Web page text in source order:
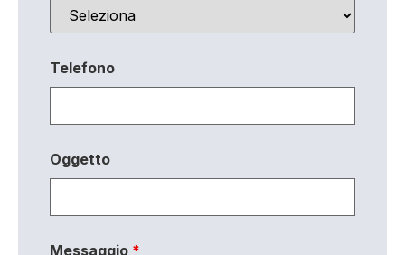
Telefono
Oggetto
Messaggio *